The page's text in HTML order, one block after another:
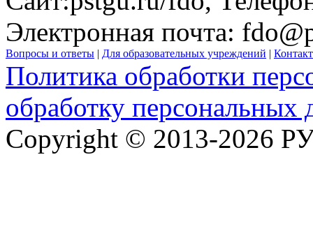
Электронная почта:
Вопросы и ответы | Для образовательных учреждений |
Политика обработки
обработку персональных
Copyright © 2013-2026